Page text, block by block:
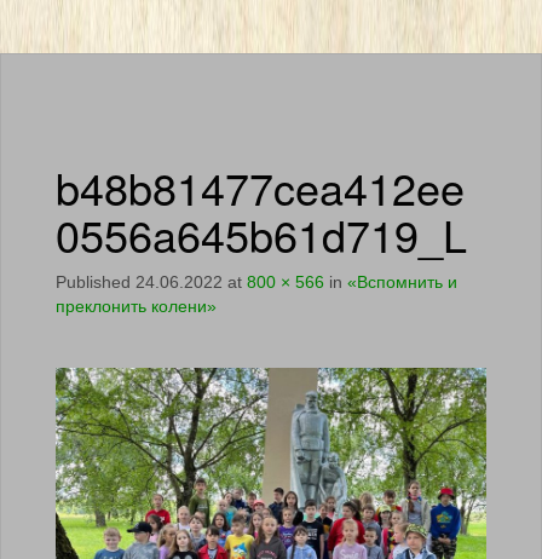
b48b81477cea412ee
0556a645b61d719_L
Published 24.06.2022 at 800 × 566 in «Вспомнить и
преклонить колени»